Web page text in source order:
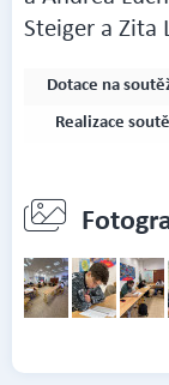
Steiger a Zita
Dotace na
Realizace